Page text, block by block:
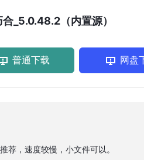
_5.0.48.2（内置源）
普通下载 网盘
荐，速度较慢，小文件可以。